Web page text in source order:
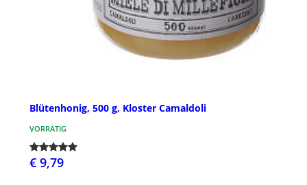
Blütenhonig, 500 g, Kloster Camaldoli
VORRÄTIG
€ 9,79